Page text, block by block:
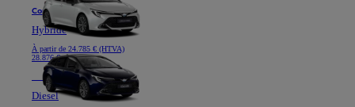
Corolla Touring Sports
Hybride
À partir de 24.785 € (HTVA)
28.876 €
Nouveau
Land Cruiser
Diesel